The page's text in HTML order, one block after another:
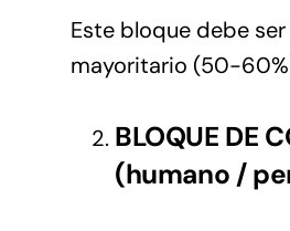
Este bloque debe ser
mayoritario (50-
BLOQUE DE
(humano /